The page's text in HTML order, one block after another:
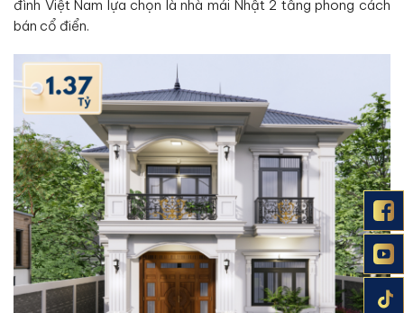
đình Việt Nam lựa chọn là nhà mái Nhật 2 tầng phong cách
bán cổ điển.